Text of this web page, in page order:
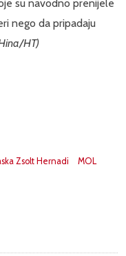
su navodno prenijele
nego da pripadaju
HT)
Zsolt Hernadi
MOL